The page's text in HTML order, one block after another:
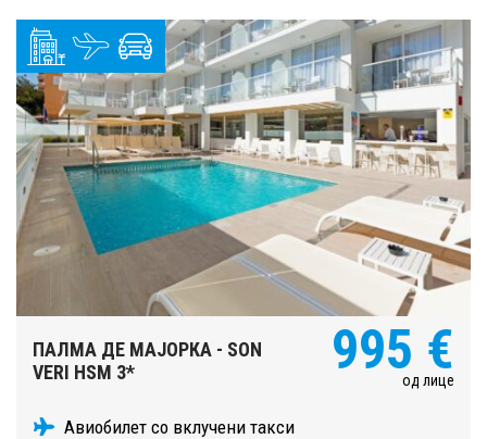
ПАЛМА ДЕ МАЈОРКА - SON
VERI HSM 3*
995 €
од лице
Авиобилет со вклучени такси